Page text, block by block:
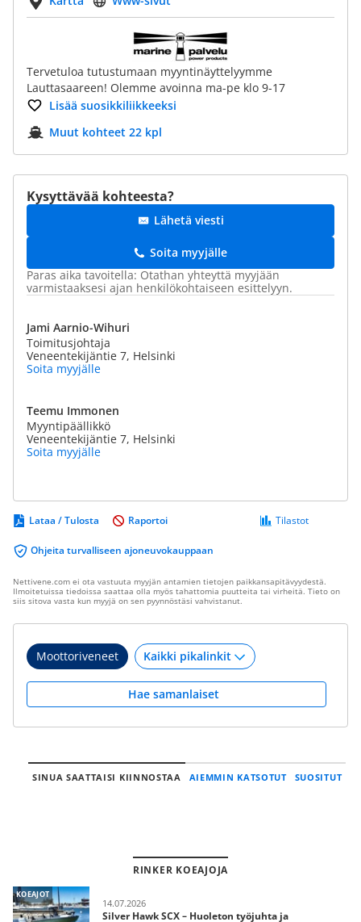
Tervetuloa tutustumaan myyntinäyttelyymme
Lauttasaareen! Olemme avoinna ma-pe klo 9-17
Lisää suosikkiliikkeeksi
Muut kohteet 22 kpl
Kysyttävää kohteesta?
Lähetä viesti
Soita myyjälle
Paras aika tavoitella: Otathan yhteyttä myyjään
varmistaaksesi ajan henkilökohtaiseen esittelyyn.
Jami Aarnio-Wihuri
Toimitusjohtaja
Veneentekijäntie 7, Helsinki
Soita myyjälle
Teemu Immonen
Myyntipäällikkö
Veneentekijäntie 7, Helsinki
Soita myyjälle
Lataa / Tulosta
Ohjeita turvalliseen ajoneuvokauppaan
Tilastot
Raportoi
Nettivene.com ei ota vastuuta myyjän antamien tietojen paikkansapitävyydestä.
Ilmoitetuissa tiedoissa saattaa olla myös tahattomia puutteita tai virheitä. Tieto on
siis sitova vasta kun myyjä on sen pyynnöstäsi vahvistanut.
Moottoriveneet
Hae samanlaiset
SINUA SAATTAISI KIINNOSTAA AIEMMIN KATSOTUT SUOSITUT
RINKER KOEAJOJA
KOEAJOT
14.07.2026
Silver Hawk SCX – Huoleton työjuhta ja